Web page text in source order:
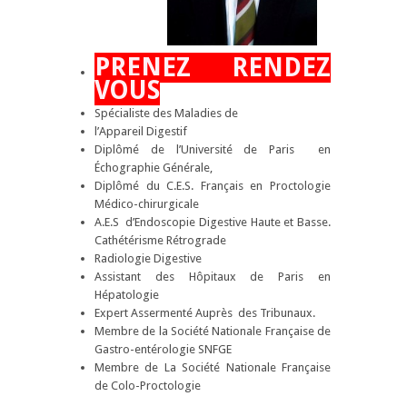
PRENEZ RENDEZ
VOUS
Spécialiste des Maladies de
l’Appareil Digestif
Diplômé de l’Université de Paris en
Échographie Générale,
Diplômé du C.E.S. Français en Proctologie
Médico-chirurgicale
A.E.S d’Endoscopie Digestive Haute et Basse.
Cathétérisme Rétrograde
Radiologie Digestive
Assistant des Hôpitaux de Paris en
Hépatologie
Expert Assermenté Auprès des Tribunaux.
Membre de la Société Nationale Française de
Gastro-entérologie SNFGE
Membre de La Société Nationale Française
de Colo-Proctologie